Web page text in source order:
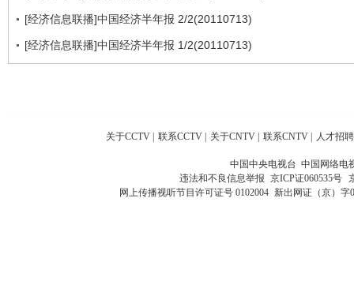
[经济信息联播]中国经济半年报 2/2(20110713)
[经济信息联播]中国经济半年报 1/2(20110713)
关于CCTV 联系CCTV 关于CNTV 联系CNTV 人才招聘
中国中央电视台 中国网络电
违法和不良信息举报 京ICP证060535号
网上传播视听节目许可证号 0102004 新出网证（京）